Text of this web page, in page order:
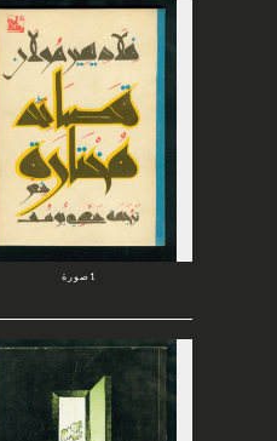
1 صورة